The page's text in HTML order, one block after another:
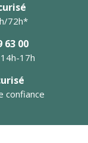
72h*
63 00
17h
confiance